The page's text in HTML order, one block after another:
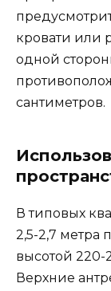
кровати или
одной
сантиметров.
В типовых
2,5-2,7 метра
высотой 220-
Верхние